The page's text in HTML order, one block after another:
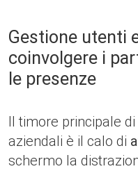
Gestione utenti
coinvolgere i
le presenze
Il timore principale
aziendali è il calo di
schermo la